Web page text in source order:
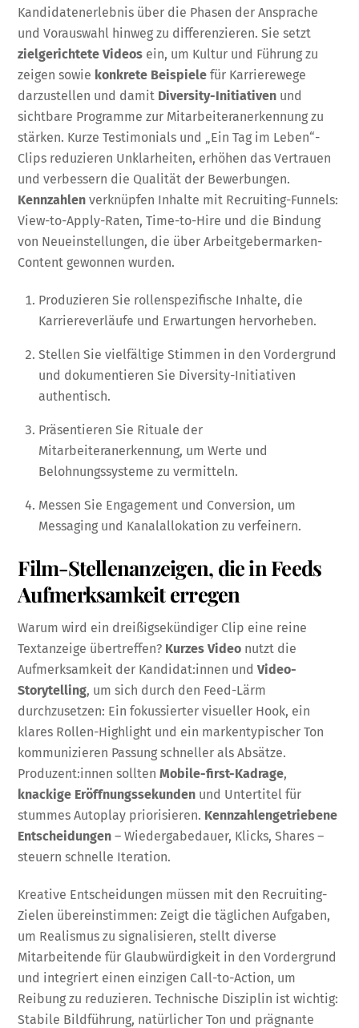
Kandidatenerlebnis über die Phasen der Ansprache
und Vorauswahl hinweg zu differenzieren. Sie setzt
zielgerichtete Videos ein, um Kultur und Führung zu
zeigen sowie konkrete Beispiele für Karrierewege
darzustellen und damit Diversity-Initiativen und
sichtbare Programme zur Mitarbeiteranerkennung zu
stärken. Kurze Testimonials und „Ein Tag im Leben“-
Clips reduzieren Unklarheiten, erhöhen das Vertrauen
und verbessern die Qualität der Bewerbungen.
Kennzahlen verknüpfen Inhalte mit Recruiting-Funnels:
View-to-Apply-Raten, Time-to-Hire und die Bindung
von Neueinstellungen, die über Arbeitgebermarken-
Content gewonnen wurden.
Produzieren Sie rollenspezifische Inhalte, die
Karriereverläufe und Erwartungen hervorheben.
Stellen Sie vielfältige Stimmen in den Vordergrund
und dokumentieren Sie Diversity-Initiativen
authentisch.
Präsentieren Sie Rituale der
Mitarbeiteranerkennung, um Werte und
Belohnungssysteme zu vermitteln.
Messen Sie Engagement und Conversion, um
Messaging und Kanalallokation zu verfeinern.
Film-Stellenanzeigen, die in Feeds
Aufmerksamkeit erregen
Warum wird ein dreißigsekündiger Clip eine reine
Textanzeige übertreffen? Kurzes Video nutzt die
Aufmerksamkeit der Kandidat:innen undVideo-
Storytelling, um sich durch den Feed-Lärm
durchzusetzen: Ein fokussierter visueller Hook, ein
klares Rollen-Highlight und ein markentypischer Ton
kommunizieren Passung schneller als Absätze.
Produzent:innen solltenMobile-first-Kadrage,
knackige Eröffnungssekunden und Untertitel für
stummes Autoplay priorisieren. Kennzahlengetriebene
Entscheidungen – Wiedergabedauer, Klicks, Shares –
steuern schnelle Iteration.
Kreative Entscheidungen müssen mit den Recruiting-
Zielen übereinstimmen: Zeigt die täglichen Aufgaben,
um Realismus zu signalisieren, stellt diverse
Mitarbeitende für Glaubwürdigkeit in den Vordergrund
und integriert einen einzigen Call-to-Action, um
Reibung zu reduzieren. Technische Disziplin ist wichtig:
Stabile Bildführung, natürlicher Ton und prägnante